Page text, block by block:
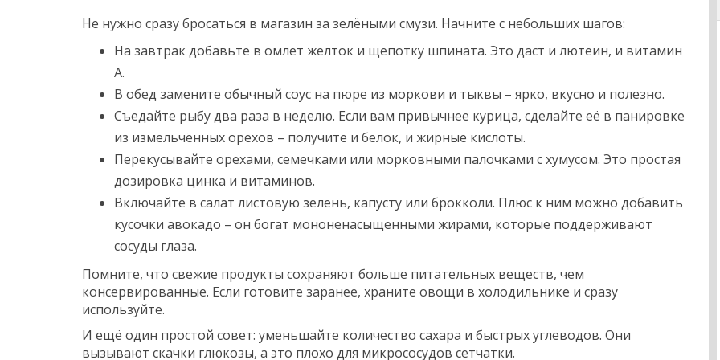
Не нужно сразу бросаться в магазин за зелёными смузи. Начните с небольших шагов:
На завтрак добавьте в омлет желток и щепотку шпината. Это даст и лютеин, и витамин
А.
В обед замените обычный соус на пюре из моркови и тыквы – ярко, вкусно и полезно.
Съедайте рыбу два раза в неделю. Если вам привычнее курица, сделайте её в панировке
из измельчённых орехов – получите и белок, и жирные кислоты.
Перекусывайте орехами, семечками или морковными палочками с хумусом. Это простая
дозировка цинка и витаминов.
Включайте в салат листовую зелень, капусту или брокколи. Плюс к ним можно добавить
кусочки авокадо – он богат мононенасыщенными жирами, которые поддерживают
сосуды глаза.
Помните, что свежие продукты сохраняют больше питательных веществ, чем
консервированные. Если готовите заранее, храните овощи в холодильнике и сразу
используйте.
И ещё один простой совет: уменьшайте количество сахара и быстрых углеводов. Они
вызывают скачки глюкозы, а это плохо для микрососудов сетчатки.